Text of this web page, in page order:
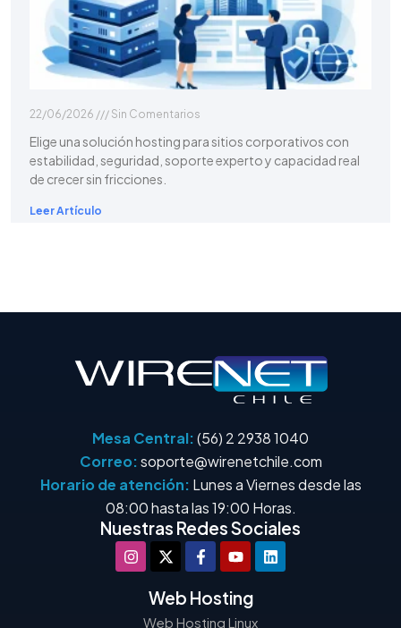
22/06/2026 Sin Comentarios
Elige una solución hosting para sitios corporativos con
estabilidad, seguridad, soporte experto y capacidad real
de crecer sin fricciones.
Leer Artículo
Mesa Central:(56) 2 2938 1040
Correo:soporte@wirenetchile.com
Horario de atención: Lunes a Viernes desde las
08:00 hasta las 19:00 Horas.
Nuestras Redes Sociales
Web Hosting
Web Hosting Linux